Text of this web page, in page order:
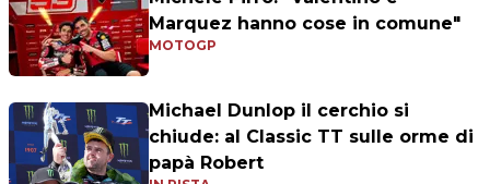
Marquez hanno cose in comune"
MOTOGP
Michael Dunlop il cerchio si
chiude: al Classic TT sulle orme di
papà Robert